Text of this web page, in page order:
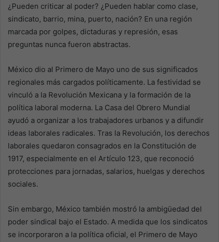
¿Pueden criticar al poder? ¿Pueden hablar como clase,
sindicato, barrio, mina, puerto, nación? En una región
marcada por golpes, dictaduras y represión, esas
preguntas nunca fueron abstractas.
México dio al Primero de Mayo uno de sus significados
regionales más cargados políticamente. La festividad se
vinculó a la Revolución Mexicana y la formación de la
política laboral moderna. La Casa del Obrero Mundial
ayudó a organizar a los trabajadores urbanos y a difundir
ideas laborales radicales. Tras la Revolución, los derechos
laborales quedaron consagrados en la Constitución de
1917, especialmente en el Artículo 123, que reconoció
protecciones para jornadas, salarios, huelgas y derechos
sociales.
Sin embargo, México también mostró la ambigüedad del
poder sindical bajo el Estado. A medida que los sindicatos
se incorporaron a la política oficial, el Primero de Mayo